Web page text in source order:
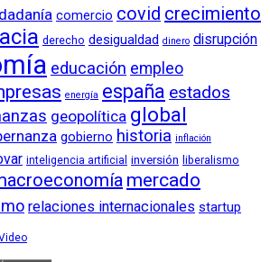
comercio covid crecimiento
derecho desigualdad dinero disrupción
educación empleo
energía españa estados
geopolítica global
gobierno historia inflación
inteligencia artificial inversión liberalismo
mercado
relaciones internacionales startup